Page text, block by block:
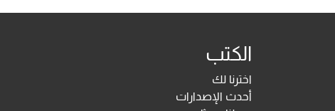
الكتب
اخترنا لك
أحدث الإصدارات